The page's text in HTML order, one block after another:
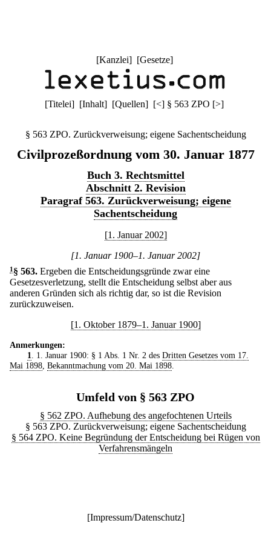
[Kanzlei] [Gesetze]
[Titelei] [Inhalt] [Quellen] [<] § 563 ZPO [>]
§ 563 ZPO. Zurückverweisung; eigene Sachentscheidung
Civilprozeßordnung vom 30. Januar 1877
Buch 3. Rechtsmittel
Abschnitt 2. Revision
Paragraf 563. Zurückverweisung; eigene
Sachentscheidung
[1. Januar 2002]
[1. Januar 1900–1. Januar 2002]
1 § 563. Ergeben die Entscheidungsgründe zwar eine
Gesetzesverletzung, stellt die Entscheidung selbst aber aus
anderen Gründen sich als richtig dar, so ist die Revision
zurückzuweisen.
[1. Oktober 1879–1. Januar 1900]
Anmerkungen:
1
. 1. Januar 1900: § 1 Abs. 1 Nr. 2 des Dritten Gesetzes vom 17.
Mai 1898 Bekanntmachung vom 20. Mai 1898
Umfeld von § 563 ZPO
§ 562 ZPO. Aufhebung des angefochtenen Urteils
§ 563 ZPO. Zurückverweisung; eigene Sachentscheidung
§ 564 ZPO. Keine Begründung der Entscheidung bei Rügen von
Verfahrensmängeln
[Impressum/Datenschutz]